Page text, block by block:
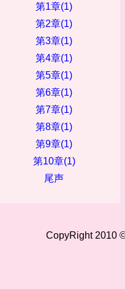
第1章(1)
第2章(1)
第3章(1)
第4章(1)
第5章(1)
第6章(1)
第7章(1)
第8章(1)
第9章(1)
第10章(1)
尾声
CopyRight 2010